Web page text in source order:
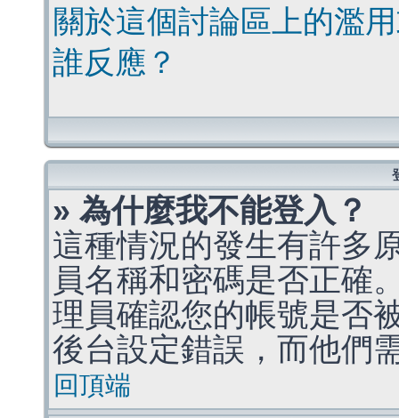
關於這個討論區上的濫
誰反應？
» 為什麼我不能登入？
這種情況的發生有許多
員名稱和密碼是否正確
理員確認您的帳號是否
後台設定錯誤，而他們
回頂端